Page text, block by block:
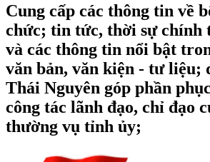
Cung cấp các thông tin về
chức; tin tức, thời sự
và các thông tin nổi bật
văn bản, văn kiện - tư liệu;
Thái Nguyên góp phần
công tác lãnh đạo, chỉ đạo
thường vụ tỉnh ủy;